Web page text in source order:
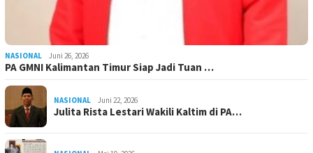
NASIONAL Juni 26, 2026
PA GMNI Kalimantan Timur Siap Jadi Tuan …
NASIONAL Juni 22, 2026
Julita Rista Lestari Wakili Kaltim di PA…